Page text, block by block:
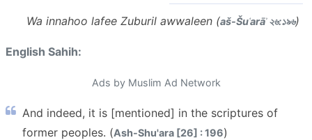
Wa innahoo lafee Zuburil awwaleen (aš-Šuʿarāʾ ২৬:১৯৬)
English Sahih:
Ads by Muslim Ad Network
And indeed, it is [mentioned] in the scriptures of
former peoples. (Ash-Shu'ara [26] : 196)